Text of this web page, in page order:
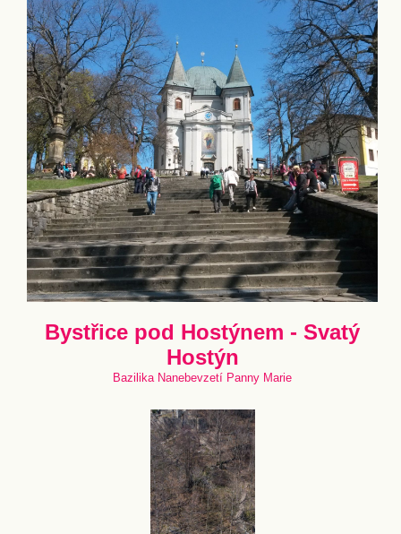
Bystřice pod Hostýnem - Svatý
Hostýn
Bazilika Nanebevzetí Panny Marie